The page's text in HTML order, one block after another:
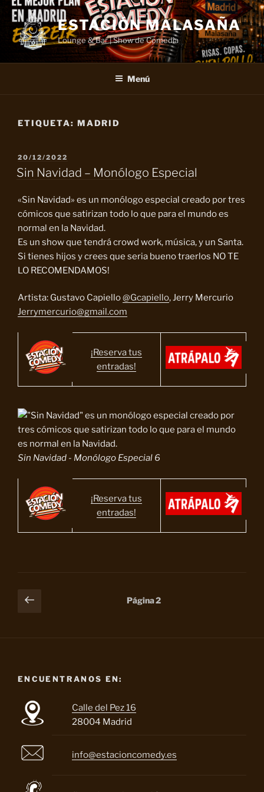
Saltar
contenido
ESTACIÓN MALASAÑA
Lounge & Bar | Show de Comedia
Menú
ETIQUETA: MADRID
PUBLICADO
EL
20/12/2022
Sin Navidad – Monólogo Especial
«Sin Navidad» es un monólogo especial creado por tres
cómicos que satirizan todo lo que para el mundo es
normal en la Navidad.
Es un show que tendrá crowd work, música, y un Santa.
Si tienes hijos y crees que seria bueno traerlos NO TE
LO RECOMENDAMOS!
Artista: Gustavo Capiello@Gcapiello, Jerry Mercurio
Jerrymercurio@gmail.com
¡Reserva tus
entradas!
Sin Navidad - Monólogo Especial 6
¡Reserva tus
entradas!
Paginación
Página
Página2
ENCUENTRANOS EN:
Calle del Pez 16
28004 Madrid
info@estacioncomedy.es